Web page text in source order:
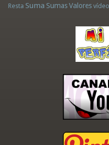
Resta Suma Sumas Valores vídeo